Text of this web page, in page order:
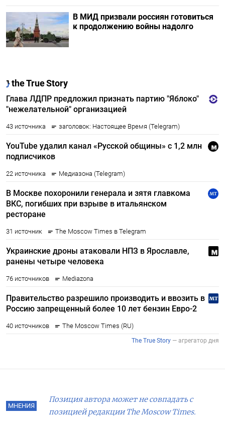
В МИД призвали россиян готовиться
к продолжению войны надолго
МНЕНИЯ
Позиция автора может не совпадать с
позицией редакции The Moscow Times.